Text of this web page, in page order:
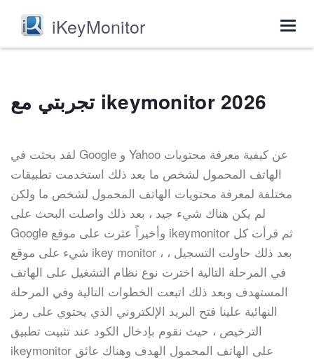
iKeyMonitor
تجربتي مع ikeymonitor 2026
لقد بحثت في Google و Yahoo عن كيفية معرفة محتويات
الهاتف المحمول لشخص ما بعد ذلك استخدمت تطبيقات
مختلفة لمعرفة محتويات الهاتف المحمول لشخص ما ولكن
لم يكن هناك شيء جيد ، بعد ذلك واصلت البحث على
Google وأخيراً عثرت على موقع ikeymonitor ثم قرأت كل
شيء على موقع ikey monitor ، بعد ذلك حاولت التسجيل ،
في المرحلة التالية اخترت نوع نظام التشغيل على الهاتف
المستهدف وبعد ذلك اتبعت الخطوات التالية وفي المرحلة
النهائية علينا فتح البريد الإلكتروني الذي يحتوي على رمز
الترخيص ، حيث نقوم بإدخال الكود عند تثبيت تطبيق
ikeymonitor على الهاتف المحمول الهدف وهناك عائق